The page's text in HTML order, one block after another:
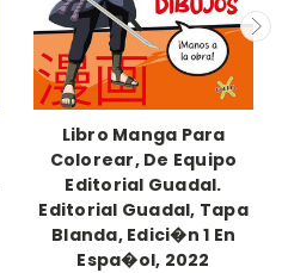
Libro Manga Para
Colorear, De Equipo
Editorial Guadal.
Editorial Guadal, Tapa
Blanda, Edici�n 1 En
Espa�ol, 2022